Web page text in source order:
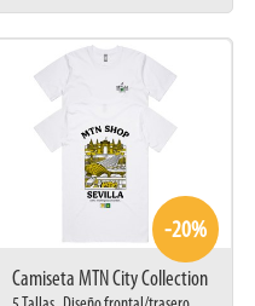
-20%
Camiseta MTN City Collection